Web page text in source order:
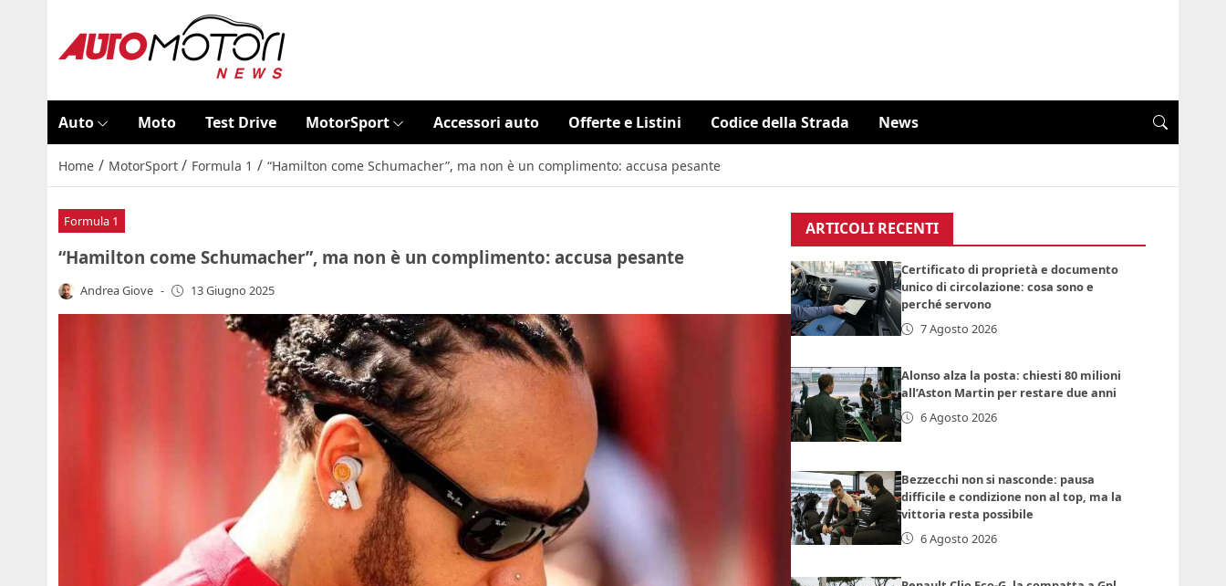
Auto Moto Test Drive MotorSport Accessori auto Offerte e Listini Codice della Strada News
Home / MotorSport / Formula 1 / “Hamilton come Schumacher”, ma non è un complimento: accusa pesante
Formula 1
“Hamilton come Schumacher”, ma non è un complimento: accusa pesante
Andrea Giove - 13 Giugno 2025
ARTICOLI RECENTI
Certificato di proprietà e documento
unico di circolazione: cosa sono e
perché servono
7 Agosto 2026
Alonso alza la posta: chiesti 80 milioni
all’Aston Martin per restare due anni
6 Agosto 2026
Bezzecchi non si nasconde: pausa
difficile e condizione non al top, ma la
vittoria resta possibile
6 Agosto 2026